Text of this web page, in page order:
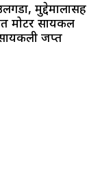
मुद्देमालासह
मोटर सायकल
जप्त